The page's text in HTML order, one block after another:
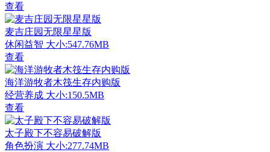
查看
麦吉庄园无限星星版
休闲益智 大小:547.76MB
查看
海洋游牧者木筏生存内购版
经营养成 大小:150.5MB
查看
太子殿下不容易破解版
角色扮演 大小:277.74MB